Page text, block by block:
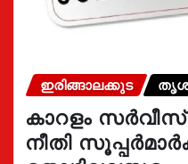
ഇരിങ്ങാലക്കുട
കാറളം
നീതി